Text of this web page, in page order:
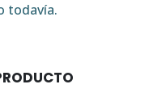
todavía.